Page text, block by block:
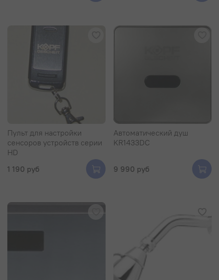
Пульт для настройки
сенсоров устройств серии
HD
1 190 руб
Автоматический душ
KR1433DC
9 990 руб